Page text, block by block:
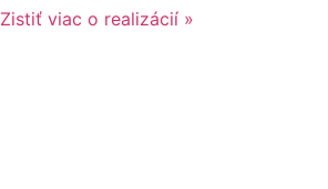
Zistiť viac o realizácií »